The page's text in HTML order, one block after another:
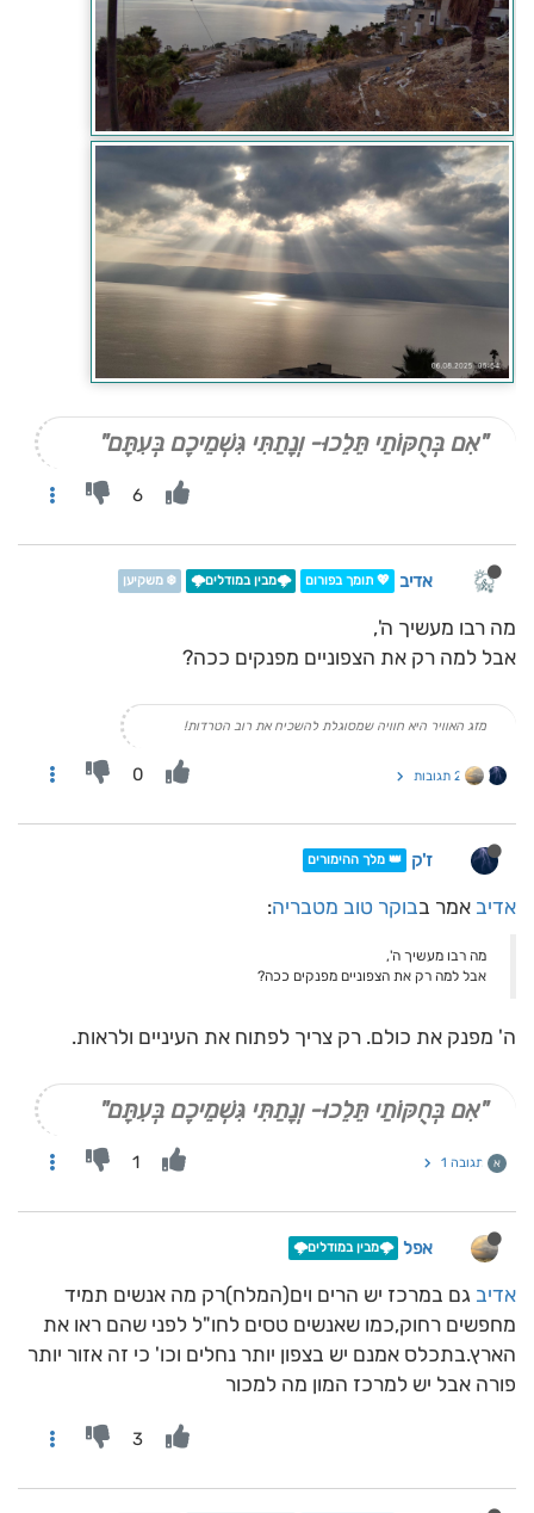
"אִם בְּחֻקּוֹתַי תֵּלֵכוּ- וְנָתַתִּי גִּשְׁמֵיכֶם בְּעִתָּם"
6
אדיב 💖 תומך בפורום 🌩️מבין במודלים🌩️ ❄️ משקיען
מה רבו מעשיך ה',
אבל למה רק את הצפוניים מפנקים ככה?
מזג האוויר היא חוויה שמסוגלת להשכיח את רוב הטרדות!
2 תגובות 0
ז'ק 👑 מלך ההימורים
אדיב אמר בבוקר טוב מטבריה:
מה רבו מעשיך ה',
אבל למה רק את הצפוניים מפנקים ככה?
ה' מפנק את כולם. רק צריך לפתוח את העיניים ולראות.
"אִם בְּחֻקּוֹתַי תֵּלֵכוּ- וְנָתַתִּי גִּשְׁמֵיכֶם בְּעִתָּם"
א תגובה 1 1
אפל 🌩️מבין במודלים🌩️
אדיב גם במרכז יש הרים וים(המלח)רק מה אנשים תמיד
מחפשים רחוק,כמו שאנשים טסים לחו"ל לפני שהם ראו את
הארץ.בתכלס אמנם יש בצפון יותר נחלים וכו' כי זה אזור יותר
פורה אבל יש למרכז המון מה למכור
3